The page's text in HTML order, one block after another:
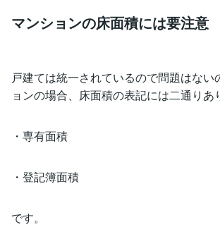
マンションの床面積には要注意
戸建ては統一されているので問題はない
ョンの場合、床面積の表記には二通りあ
・専有面積
・登記簿面積
です。